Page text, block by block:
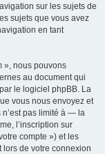
sur les sujets de
sujets que vous avez
en tant
», nous pouvons
au document qui
le logiciel phpBB. La
vous nous envoyez et
pas limité à — la
l’inscription sur
compte ») et les
de votre connexion